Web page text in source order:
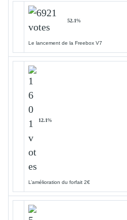
52.1%
Le lancement de la Freebox V7
12.1%
L’amélioration du forfait 2€